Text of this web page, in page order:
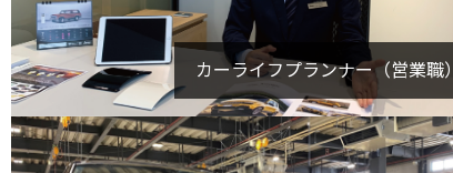
カーライフプランナー（営業職）